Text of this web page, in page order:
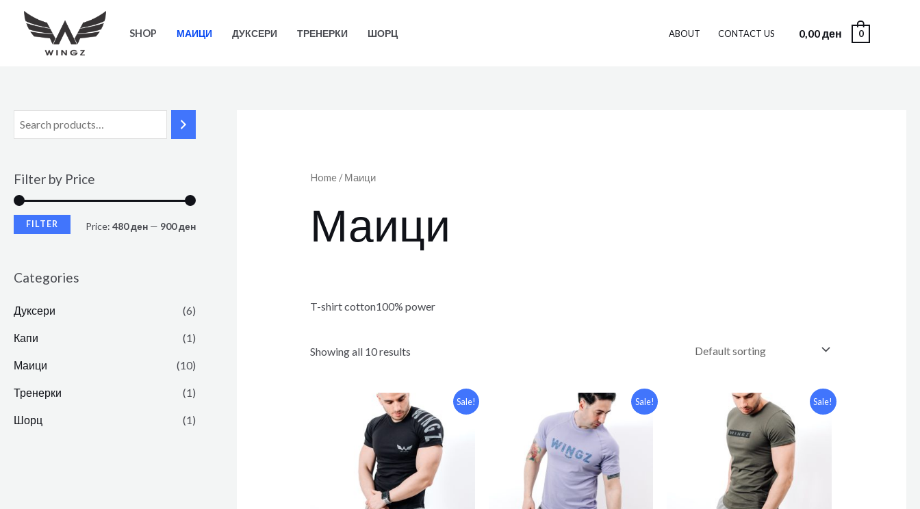
SHOP МАИЦИ ДУКСЕРИ ТРЕНЕРКИ ШОРЦ ABOUT CONTACT US 0,00ден 0
Filter by Price
FILTER Price: 480 ден — 900 ден
Categories
Дуксери (6)
Капи (1)
Маици (10)
Тренерки (1)
Шорц (1)
Home/ Маици
Маици
T-shirt cotton100% power
Showing all 10 results
Sale! Sale! Sale!